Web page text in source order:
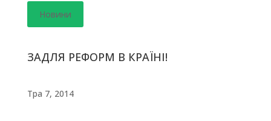
Новини
ЗАДЛЯ РЕФОРМ В КРАЇНІ!
Тра 7, 2014